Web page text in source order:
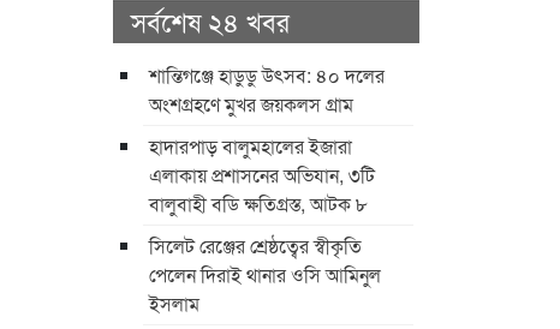
সর্বশেষ ২৪ খবর
শান্তিগঞ্জে হাডুডু উৎসব: ৪০ দলের
অংশগ্রহণে মুখর জয়কলস গ্রাম
হাদারপাড় বালুমহালের ইজারা
এলাকায় প্রশাসনের অভিযান, ৩টি
বালুবাহী বডি ক্ষতিগ্রস্ত, আটক ৮
সিলেট রেঞ্জের শ্রেষ্ঠত্বের স্বীকৃতি
পেলেন দিরাই থানার ওসি আমিনুল
ইসলাম